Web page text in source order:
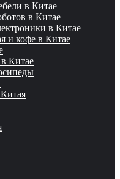
в Китае
в Китае
в Китае
и кофе в Китае
Китае